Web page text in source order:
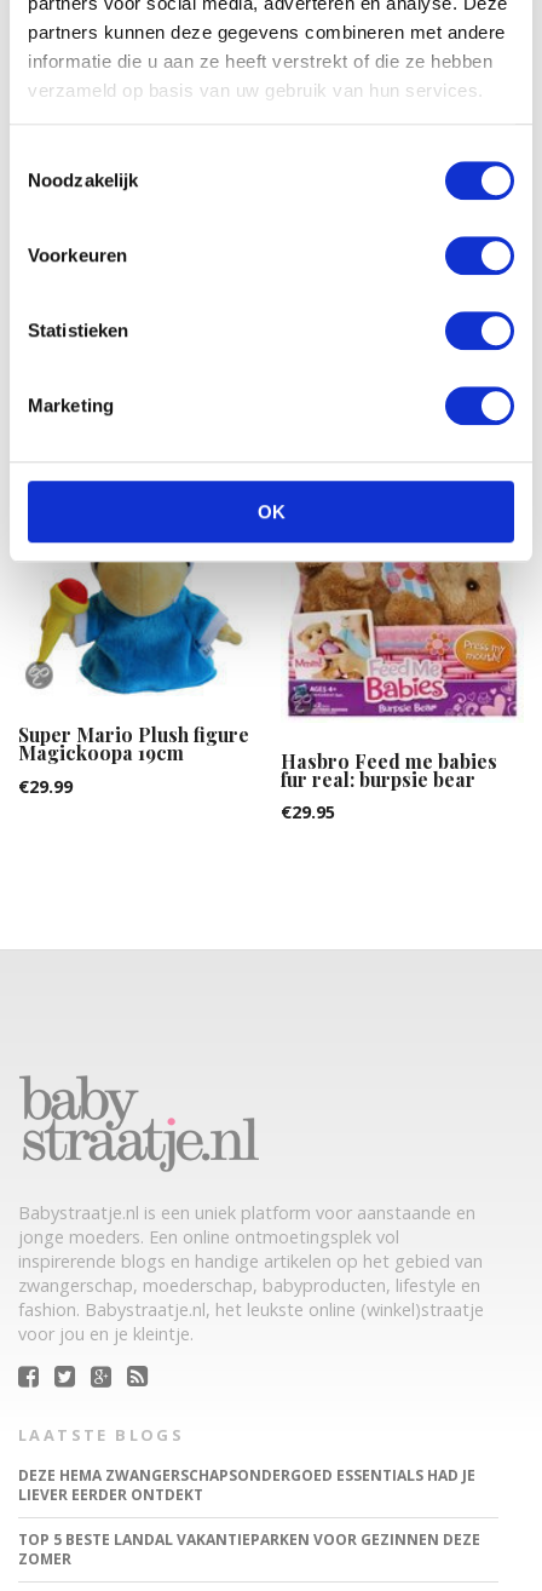
partners kunnen deze gegevens combineren met andere
informatie die u aan ze heeft verstrekt of die ze hebben
verzameld op basis van uw gebruik van hun services.
Noodzakelijk
Voorkeuren
Statistieken
Marketing
OK
Nattou Cappuccino
muziektrekker ezel
Kaethe Kruse
Knuffelgrijper Haas
€12.90
Super Mario Plush figure
Magickoopa 19cm
€29.99
Hasbro Feed me babies
fur real: burpsie bear
€29.95
Babystraatje.nl is een uniek platform voor aanstaande en
jonge moeders. Een online ontmoetingsplek vol
inspirerende blogs en handige artikelen op het gebied van
zwangerschap, moederschap, babyproducten, lifestyle en
fashion. Babystraatje.nl, het leukste online (winkel)straatje
voor jou en je kleintje.
LAATSTE BLOGS
DEZE HEMA ZWANGERSCHAPSONDERGOED ESSENTIALS HAD JE
LIEVER EERDER ONTDEKT
TOP 5 BESTE LANDAL VAKANTIEPARKEN VOOR GEZINNEN DEZE
ZOMER